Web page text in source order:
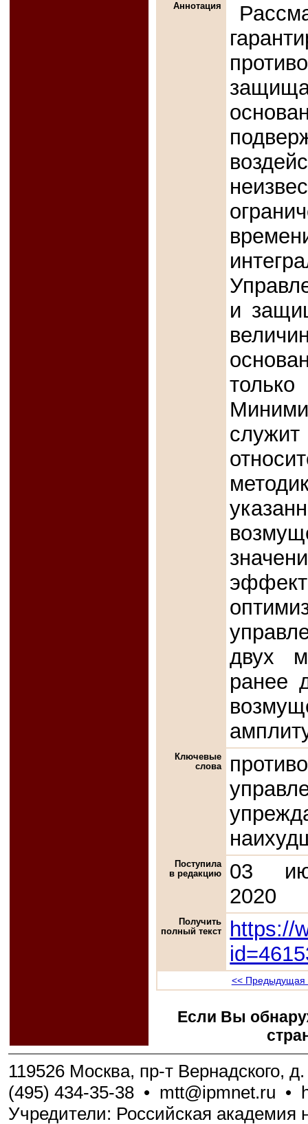
Аннотация
и
двух
ранее
Ключевые
слова
Поступила
в редакцию
03
2020
Получить
полный текст
https://
<< Предыдущая
Если Вы
119526 Москва, пр-т Вернадского,
(495) 434-35-38 • mtt@ipmnet.ru •
Учредители: Российская академия